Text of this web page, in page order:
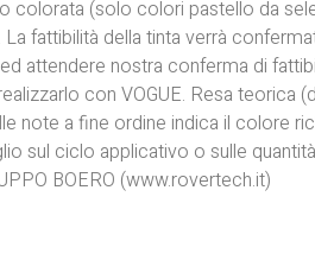
colorata (solo colori pastello da
fattibilità della tinta verrà
attendere nostra conferma di
con VOGUE. Resa teorica
a fine ordine indica il colore
sul ciclo applicativo o sulle
BOERO (www.rovertech.it)